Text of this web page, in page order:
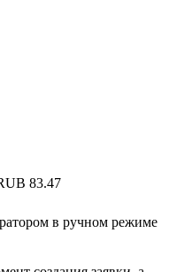
83.47
в ручном режиме